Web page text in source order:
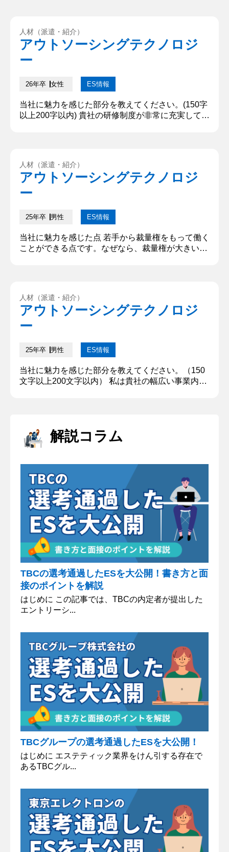
点目は旅人のような自由な環境で働けると思ったか
らです。具体的には有給が取得しやすいことで、適
切に労働時間を管理...
人材（派遣・紹介）
アウトソーシングテクノロジ
ー
26年卒 女性 ES情報
当社に魅力を感じた部分を教えてください。(150字
以上200字以内) 貴社の研修制度が非常に充実してい
れると確信しています。また、貴社の多様なキャリ
アパスにも強く魅力を感じています。様々な職種を
経験しながら、幅広いスキ...
人材（派遣・紹介）
アウトソーシングテクノロジ
ー
25年卒 男性 ES情報
当社に魅力を感じた点 若手から裁量権をもって働く
ことができる点です。なぜなら、裁量権が大きい方
また、年功序列ではなく、明確な評価基準によって
評価されるため、高いモチベーションで主体的に働
くことができる点が自分に合って...
人材（派遣・紹介）
アウトソーシングテクノロジ
ー
25年卒 男性 ES情報
当社に魅力を感じた部分を教えてください。（150
文字以上200文字以内） 私は貴社の幅広い事業内容
環境に惹かれました。同時に様々な事業に挑戦する
なかで、私なりの工夫の仕方を見つけることが仕事
解説コラム
TBCの選考通過したESを大公開！書き方と面
接のポイントを解説
はじめに この記事では、TBCの内定者が提出した
エントリーシ...
TBCグループの選考通過したESを大公開！
はじめに エステティック業界をけん引する存在で
あるTBCグル...